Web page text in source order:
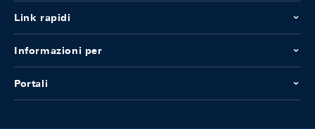
Link rapidi
Informazioni per
Portali